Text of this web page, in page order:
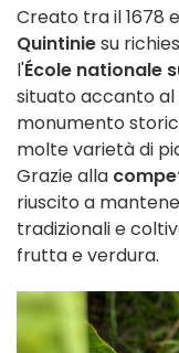
Creato tra il 1678
Quintiniesu
l'École nationale
situato accanto al
monumento
molte varietà di
Grazie alla
riuscito a
tradizionali e
frutta e verdura.